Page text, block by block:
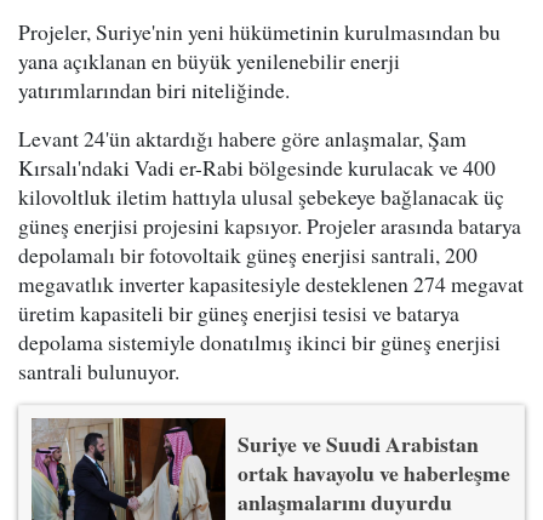
Projeler, Suriye'nin yeni hükümetinin kurulmasından bu
yana açıklanan en büyük yenilenebilir enerji
yatırımlarından biri niteliğinde.
Levant 24'ün aktardığı habere göre anlaşmalar, Şam
Kırsalı'ndaki Vadi er-Rabi bölgesinde kurulacak ve 400
kilovoltluk iletim hattıyla ulusal şebekeye bağlanacak üç
güneş enerjisi projesini kapsıyor. Projeler arasında batarya
depolamalı bir fotovoltaik güneş enerjisi santrali, 200
megavatlık inverter kapasitesiyle desteklenen 274 megavat
üretim kapasiteli bir güneş enerjisi tesisi ve batarya
depolama sistemiyle donatılmış ikinci bir güneş enerjisi
santrali bulunuyor.
Suriye ve Suudi Arabistan
ortak havayolu ve haberleşme
anlaşmalarını duyurdu